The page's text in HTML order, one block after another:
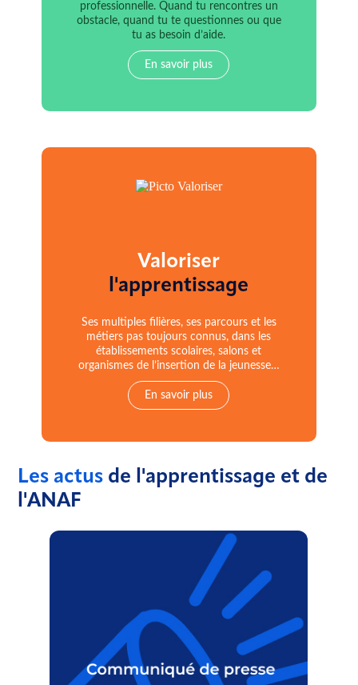
professionnelle. Quand tu rencontres un
obstacle, quand tu te questionnes ou que
tu as besoin d’aide.
En savoir plus
Valoriser
l'apprentissage
Ses multiples filières, ses parcours et les
métiers pas toujours connus, dans les
établissements scolaires, salons et
organismes de l’insertion de la jeunesse…
En savoir plus
Les actus de l'apprentissage et de
l'ANAF